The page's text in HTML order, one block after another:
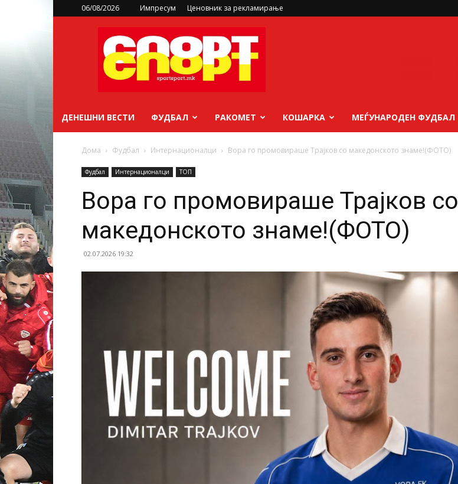
06/08/2026 Импресум Ценовник за рекламирање
sportsport.mk
ДЕНЕШНИ ВЕСТИ ФУДБАЛ РАКОМЕТ КОШАРКА МЕЃУНАРОДЕН ФУДБАЛ
Дома Фудбал Интернационалци Вора го промовираше Трајков со македонското знаме!(ФОТО)
Фудбал Интернационалци ТОП
Вора го промовираше Трајков со
македонското знаме!(ФОТО)
02.07.2026 19:32